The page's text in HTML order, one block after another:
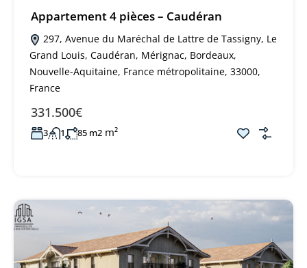
Appartement 4 pièces – Caudéran
297, Avenue du Maréchal de Lattre de Tassigny, Le
Grand Louis, Caudéran, Mérignac, Bordeaux,
Nouvelle-Aquitaine, France métropolitaine, 33000,
France
331.500€
3 1 85 m2 m²